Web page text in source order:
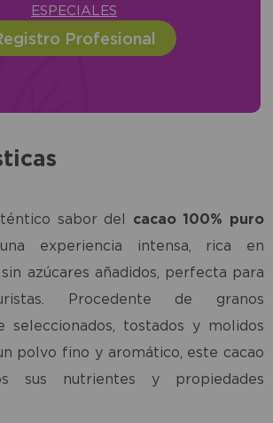
ESPECIALES
Profesional
sabor del cacao 100% puro
experiencia intensa, rica en
azúcares añadidos, perfecta para
Procedente de granos
seleccionados, tostados y molidos
polvo fino y aromático, este cacao
sus nutrientes y propiedades